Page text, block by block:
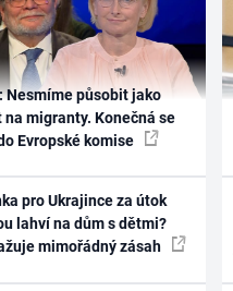
Nesmíme působit jako
na migranty. Konečná se
Evropské komise
pro Ukrajince za útok
lahví na dům s dětmi?
mimořádný zásah